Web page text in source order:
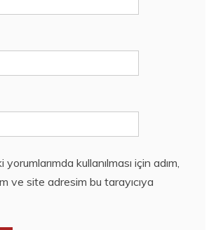
kullanılması için adım,
ve site adresim bu tarayıcıya